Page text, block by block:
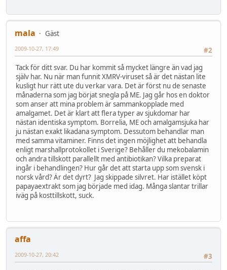
mala
Gäst
#2
2009-10-27, 17:49
Tack för ditt svar. Du har kommit så mycket längre än vad jag
själv har. Nu när man funnit XMRV-viruset så är det nästan lite
kusligt hur rätt ute du verkar vara. Det är först nu de senaste
månaderna som jag börjat snegla på ME. Jag går hos en doktor
som anser att mina problem är sammankopplade med
amalgamet. Det är klart att flera typer av sjukdomar har
nästan identiska symptom. Borrelia, ME och amalgamsjuka har
ju nästan exakt likadana symptom. Dessutom behandlar man
med samma vitaminer. Finns det ingen möjlighet att behandla
enligt marshallprotokollet i Sverige? Behåller du mekobalamin
och andra tillskott parallellt med antibiotikan? Vilka preparat
ingår i behandlingen? Hur går det att starta upp som svensk i
norsk vård? Är det dyrt? Jag skippade silvret. Har istället köpt
papayaextrakt som jag började med idag. Många slantar trillar
iväg på kosttillskott, suck.
affa
#3
2009-10-27, 20:42